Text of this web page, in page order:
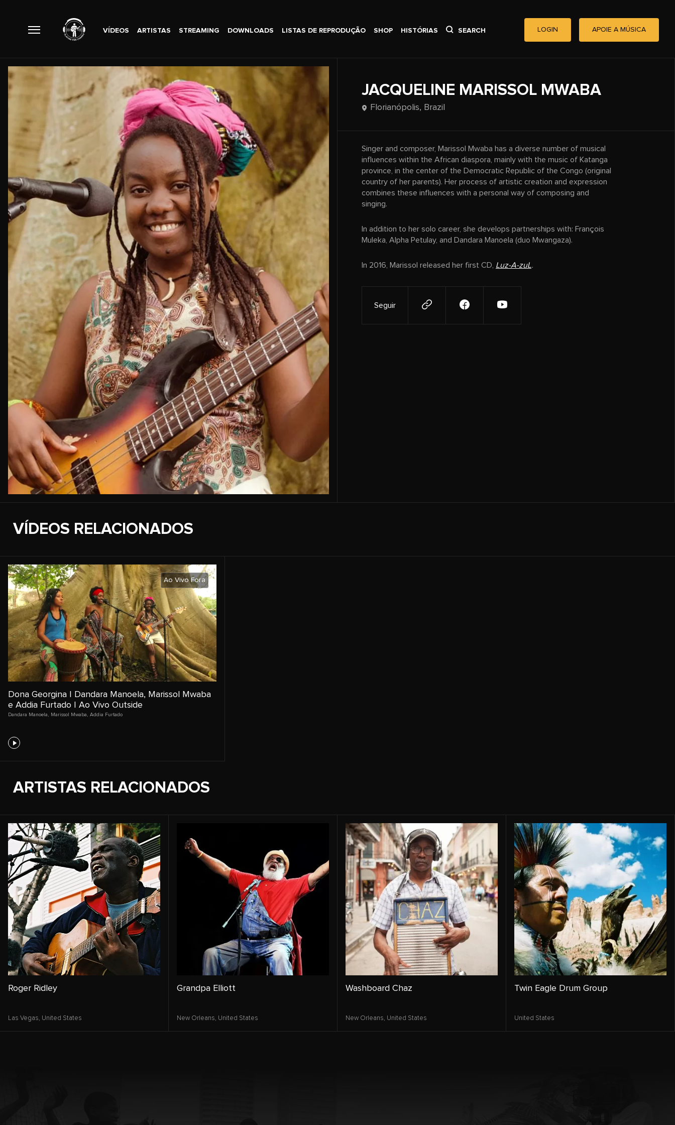
VÍDEOS ARTISTAS STREAMING DOWNLOADS LISTAS DE REPRODUÇÃO SHOP HISTÓRIAS SEARCH LOGIN APOIE A MÚSICA
JACQUELINE MARISSOL MWABA
Florianópolis, Brazil
Singer and composer, Marissol Mwaba has a diverse number of musical
influences within the African diaspora, mainly with the music of Katanga
province, in the center of the Democratic Republic of the Congo (original
country of her parents). Her process of artistic creation and expression
combines these influences with a personal way of composing and
singing.
In addition to her solo career, she develops partnerships with: François
Muleka, Alpha Petulay, and Dandara Manoela (duo Mwangaza).
In 2016, Marissol released her first CD, Luz-A-zuL.
Seguir
VÍDEOS RELACIONADOS
Ao Vivo Fora
Dona Georgina | Dandara Manoela, Marissol Mwaba
e Addia Furtado | Ao Vivo Outside
Dandara Manoela , Marissol Mwaba , Addia Furtado
ARTISTAS RELACIONADOS
Roger Ridley
Las Vegas, United States
Grandpa Elliott
New Orleans, United States
Washboard Chaz
New Orleans, United States
Twin Eagle Drum Group
United States